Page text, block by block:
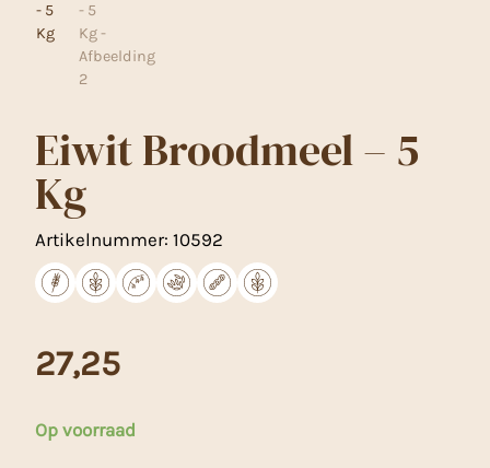
Eiwit Broodmeel – 5
Kg
Artikelnummer: 10592
27,25
Op voorraad